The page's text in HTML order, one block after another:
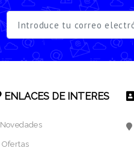
ENLACES DE INTERES
Novedades
Ofertas